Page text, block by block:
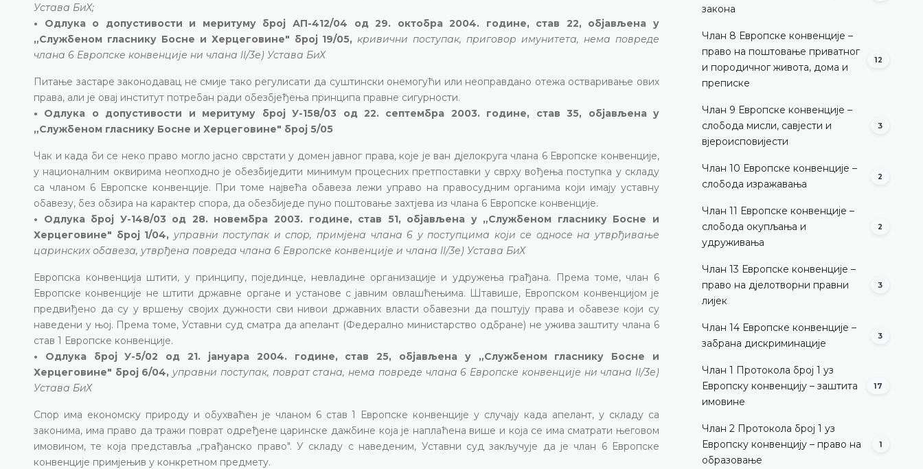
Устава БиХ;
• Одлука о допустивости и меритуму број АП-412/04 од 29. октобра 2004. године, став 22, објављена у
„Службеном гласнику Босне и Херцеговине" број 19/05, кривични поступак, приговор имунитета, нема повреде
члана 6 Европске конвенције ни члана II/3е) Устава БиХ
Питање застаре законодавац не смије тако регулисати да суштински онемогући или неоправдано отежа остваривање ових
права, али је овај институт потребан ради обезбјеђења принципа правне сигурности.
• Одлука о допустивости и меритуму број У-158/03 од 22. септембра 2003. године, став 35, објављена у
„Службеном гласнику Босне и Херцеговине" број 5/05
Чак и када би се неко право могло јасно сврстати у домен јавног права, које је ван дјелокруга члана 6 Европске конвенције,
у националним оквирима неопходно је обезбиједити минимум процесних претпоставки у сврху вођења поступка у складу
са чланом 6 Европске конвенције. При томе највећа обавеза лежи управо на правосудним органима који имају уставну
обавезу, без обзира на карактер спора, да обезбиједе пуно поштовање захтјева из члана 6 Европске конвенције.
• Одлука број У-148/03 од 28. новембра 2003. године, став 51, објављена у „Службеном гласнику Босне и
Херцеговине" број 1/04, управни поступак и спор, примјена члана 6 у поступцима који се односе на утврђивање
царинских обавеза, утврђена повреда члана 6 Европске конвенције и члана II/3е) Устава БиХ
Европска конвенција штити, у принципу, појединце, невладине организације и удружења грађана. Према томе, члан 6
Европске конвенције не штити државне органе и установе с јавним овлашћењима. Штавише, Европском конвенцијом је
предвиђено да су у вршењу својих дужности сви нивои државних власти обавезни да поштују права и обавезе који су
наведени у њој. Према томе, Уставни суд сматра да апелант (Федерално министарство одбране) не ужива заштиту члана 6
став 1 Европске конвенције.
• Одлука број У-5/02 од 21. јануара 2004. године, став 25, објављена у „Службеном гласнику Босне и
Херцеговине" број 6/04, управни поступак, поврат стана, нема повреде члана 6 Европске конвенције ни члана II/3е)
Устава БиХ
Спор има економску природу и обухваћен је чланом 6 став 1 Европске конвенције у случају када апелант, у складу са
законима, има право да тражи поврат одређене царинске дажбине која је наплаћена више и која се има сматрати његовом
имовином, те која представља „грађанско право". У складу с наведеним, Уставни суд закључује да је члан 6 Европске
конвенције примјењив у конкретном предмету.
закона
Члан 8 Европске конвенције –
право на поштовање приватног
и породичног живота, дома и
преписке
12
Члан 9 Европске конвенције –
слобода мисли, савјести и
вјероисповијести
3
Члан 10 Европске конвенције –
слобода изражавања
2
Члан 11 Европске конвенције –
слобода окупљања и
удруживања
2
Члан 13 Европске конвенције –
право на дјелотворни правни
лијек
3
Члан 14 Европске конвенције –
забрана дискриминације
3
Члан 1 Протокола број 1 уз
Европску конвенцију – заштита
имовине
17
Члан 2 Протокола број 1 уз
Европску конвенцију – право на
образовање
1